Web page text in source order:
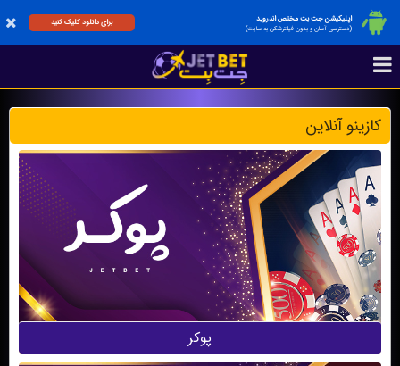
اپلیکیشن جت بت مختص اندروید
(دسترسی آسان و بدون فیلترشکن به سایت)
برای دانلود کلیک کنید
کازینو آنلاین
پوکر